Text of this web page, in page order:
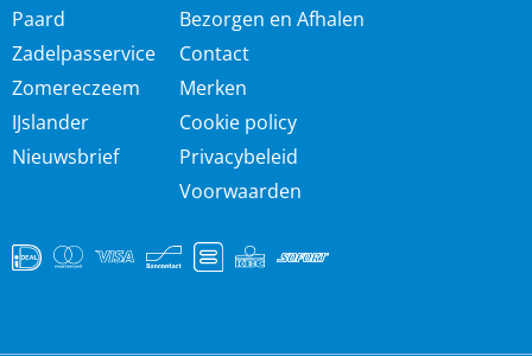
Paard
Zadelpasservice
Zomereczeem
IJslander
Nieuwsbrief
Bezorgen en Afhalen
Contact
Merken
Cookie policy
Privacybeleid
Voorwaarden